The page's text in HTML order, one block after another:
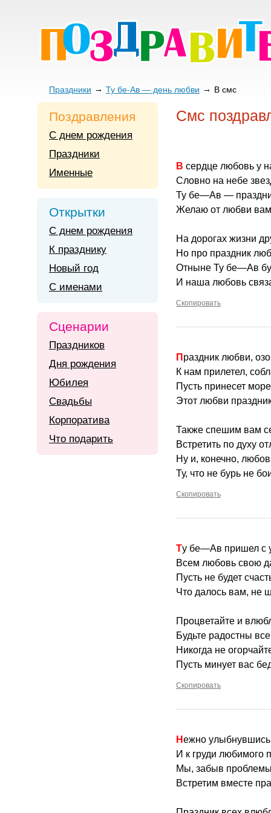
Праздники Ту бе-Ав — день любви В смс
Смс
В сердце любовь у
Словно на небе
Ту бе—Ав —
Желаю от любви
На дорогах жизни
Но про праздник
Отныне Ту бе—Ав
И наша любовь
Скопировать
Праздник любви,
К нам прилетел,
Пусть принесет
Этот любви
Также спешим вам
Встретить по духу
Ну и, конечно,
Ту, что не бурь не
Скопировать
Ту бе—Ав пришел с
Всем любовь свою
Пусть не будет
Что далось вам, не
Процветайте и
Будьте радостны
Никогда не
Пусть минует вас
Скопировать
Нежно
И к груди любимого
Мы, забыв
Встретим вместе
Поздравления
С днем рождения
Праздники
Именные
Открытки
С днем рождения
К празднику
Новый год
С именами
Сценарии
Праздников
Дня рождения
Юбилея
Свадьбы
Корпоратива
Что подарить